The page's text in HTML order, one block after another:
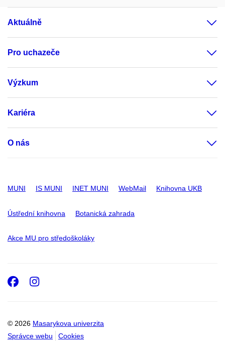
Aktuálně
Pro uchazeče
Výzkum
Kariéra
O nás
MUNI IS MUNI INET MUNI WebMail Knihovna UKB
Ústřední knihovna Botanická zahrada
Akce MU pro středoškoláky
© 2026 Masarykova univerzita
Správce webu
Cookies
Facebook
Instagram